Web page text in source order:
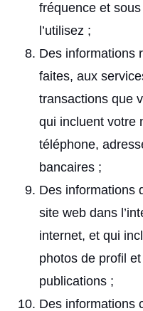
fréquence et
l’utilisez ;
Des informations
faites, aux
transactions que
qui incluent votre
téléphone,
bancaires ;
Des informations
site web dans
internet, et qui
photos de profil
publications ;
Des informations